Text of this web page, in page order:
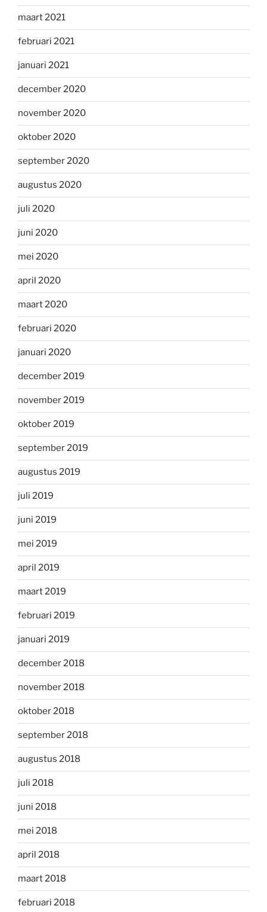
maart 2021
februari 2021
januari 2021
december 2020
november 2020
oktober 2020
september 2020
augustus 2020
juli 2020
juni 2020
mei 2020
april 2020
maart 2020
februari 2020
januari 2020
december 2019
november 2019
oktober 2019
september 2019
augustus 2019
juli 2019
juni 2019
mei 2019
april 2019
maart 2019
februari 2019
januari 2019
december 2018
november 2018
oktober 2018
september 2018
augustus 2018
juli 2018
juni 2018
mei 2018
april 2018
maart 2018
februari 2018